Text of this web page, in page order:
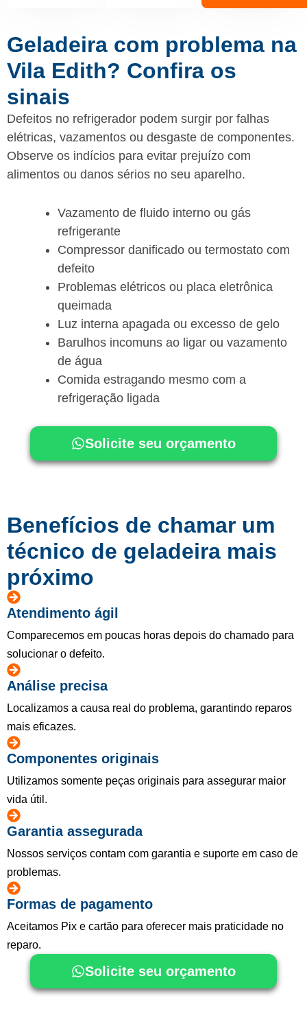
Geladeira com problema na
Vila Edith? Confira os
sinais
Defeitos no refrigerador podem surgir por falhas
elétricas, vazamentos ou desgaste de componentes.
Observe os indícios para evitar prejuízo com
alimentos ou danos sérios no seu aparelho.
Vazamento de fluido interno ou gás
refrigerante
Compressor danificado ou termostato com
defeito
Problemas elétricos ou placa eletrônica
queimada
Luz interna apagada ou excesso de gelo
Barulhos incomuns ao ligar ou vazamento
de água
Comida estragando mesmo com a
refrigeração ligada
Solicite seu orçamento
Benefícios de chamar um
técnico de geladeira mais
próximo
Atendimento ágil
Comparecemos em poucas horas depois do chamado para
solucionar o defeito.
Análise precisa
Localizamos a causa real do problema, garantindo reparos
mais eficazes.
Componentes originais
Utilizamos somente peças originais para assegurar maior
vida útil.
Garantia assegurada
Nossos serviços contam com garantia e suporte em caso de
problemas.
Formas de pagamento
Aceitamos Pix e cartão para oferecer mais praticidade no
reparo.
Solicite seu orçamento